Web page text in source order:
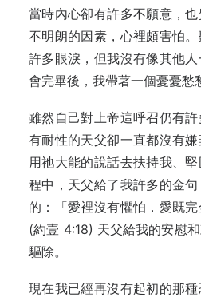
當時內心卻有許多不願意，
不明朗的因素，心裡頗害怕
許多眼淚，但我沒有像其他
會完畢後，我帶著一個憂憂愁
雖然自己對上帝這呼召仍有
有耐性的天父卻一直都沒有
用祂大能的說話去扶持我、
程中，天父給了我許多的金
的：「愛裡沒有懼怕．愛既完
(約壹 4:18) 天父給我的安慰
驅除。
現在我已經再沒有起初的那